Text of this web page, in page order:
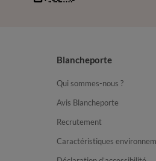
Blancheporte
Qui sommes-nous ?
Avis Blancheporte
Recrutement
Caractéristiques